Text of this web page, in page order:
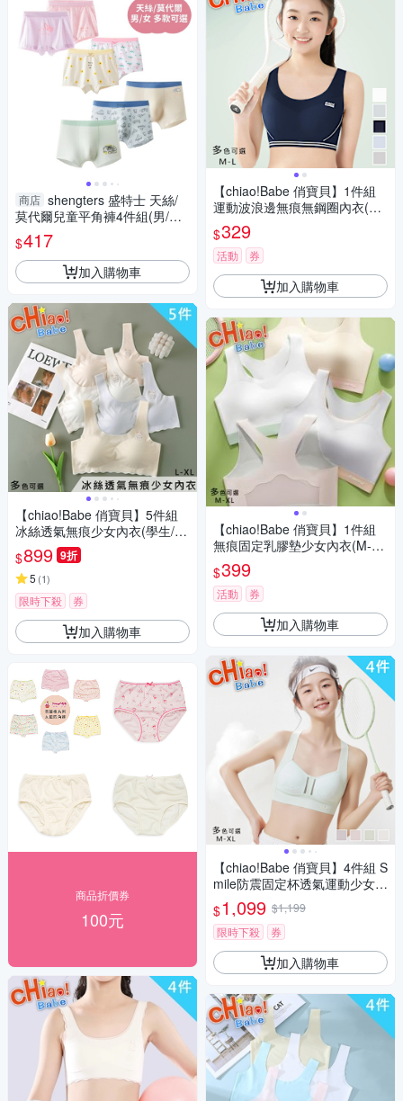
商店 shengters 盛特士 天絲/
莫代爾兒童平角褲4件組(男/女
多款可選) 男童內褲 女童內褲
兒童內褲
$417
加入購物車
【chiao!Babe 俏寶貝】5件組
冰絲透氣無痕少女內衣(學生/兒
童/L-XL/五色可選)
$899 9折
5 (1)
限時下殺 券
加入購物車
商品折價券
100元
【chiao!Babe 俏寶貝】1件組
運動波浪邊無痕無鋼圈內衣(學
生/少女/兒童)
$329
活動 券
加入購物車
【chiao!Babe 俏寶貝】1件組
無痕固定乳膠墊少女內衣(M-X
L/無鋼圈/學生/兒童/少女/四色
可選)
$399
活動 券
加入購物車
【chiao!Babe 俏寶貝】4件組 S
mile防震固定杯透氣運動少女內
衣(M-XL/無鋼圈/學生/兒童/少
女/四色可選)
$1,099 $1,199
限時下殺
券
加入購物車